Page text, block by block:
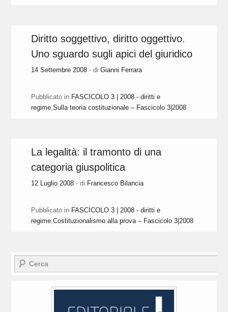
Diritto soggettivo, diritto oggettivo.
Uno sguardo sugli apici del giuridico
14 Settembre 2008 - di Gianni Ferrara
Pubblicato in FASCICOLO 3 | 2008 - diritti e
regime,Sulla teoria costituzionale – Fascicolo 3|2008
La legalità: il tramonto di una
categoria giuspolitica
12 Luglio 2008 - di Francesco Bilancia
Pubblicato in FASCICOLO 3 | 2008 - diritti e
regime,Costituzionalismo alla prova – Fascicolo 3|2008
Cerca